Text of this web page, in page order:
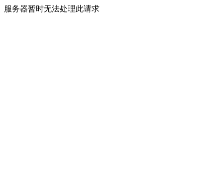
服务器暂时无法处理此请求